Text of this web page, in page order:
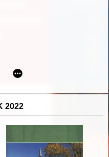
plakaty i grafiki ze zbiorów
2022